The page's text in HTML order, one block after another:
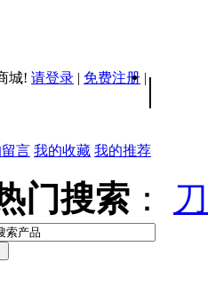
城! 请登录 | 免费注册 | |
言 我的收藏 我的推荐
门搜索 ：